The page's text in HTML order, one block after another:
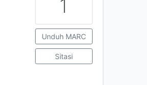
1
Unduh MARC
Sitasi